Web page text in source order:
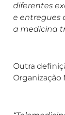
diferentes
e entregues
a medicina
Outra
Organização